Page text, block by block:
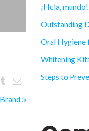
Brand 5
¡Hola, mundo!
Outstanding
Oral Hygiene
Whitening
Steps to